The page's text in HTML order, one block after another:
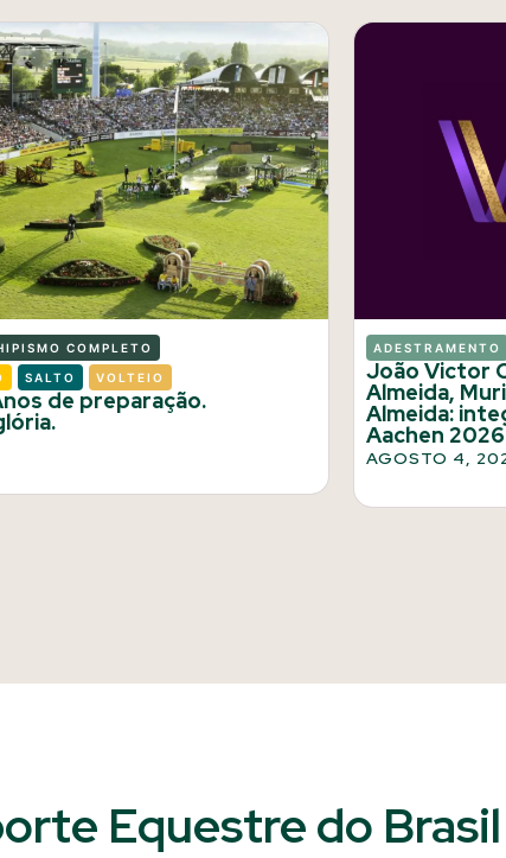
COMPLETO
SALTO VOLTEIO
de preparação.
ADESTRAMENTO
João Victor
Almeida,
Almeida:
Aachen 2026
AGOSTO 4,
Equestre do Brasil​